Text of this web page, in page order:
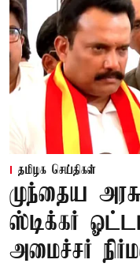
தமிழக செய்திகள்
முந்தைய
ஸ்டிக்கர்
அமைச்சர்